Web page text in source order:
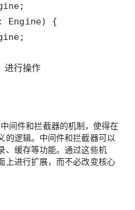
间件和拦截器的机制，使得在
的逻辑。中间件和拦截器可以
、缓存等功能。通过这些机
上进行扩展，而不必改变核心